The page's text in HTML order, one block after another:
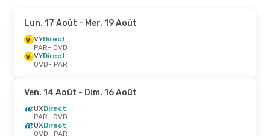
Lun. 17 Août - Mer. 19 Août
VYDirect
PAR- OVD
VYDirect
OVD- PAR
Ven. 14 Août - Dim. 16 Août
UXDirect
PAR- OVD
UXDirect
OVD- PAR